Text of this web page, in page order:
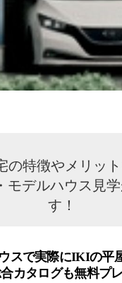
の特徴やメリッ
モデルハウス見
す！
スで実際にIKIの平
カタログも無料プ